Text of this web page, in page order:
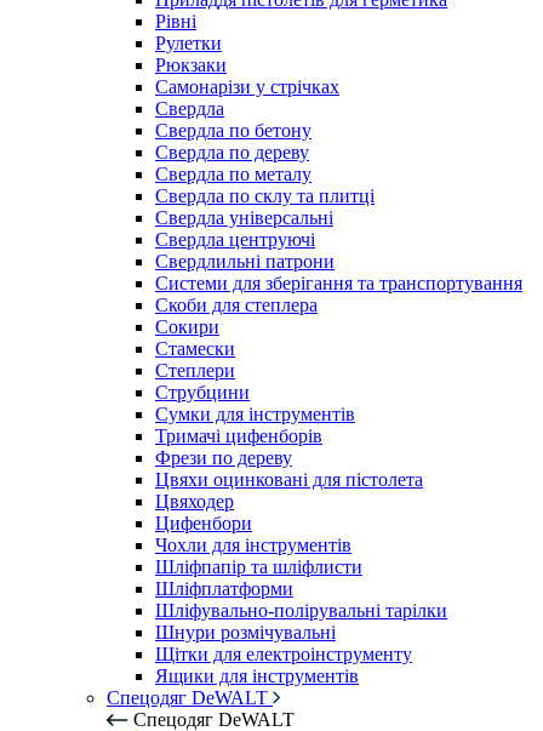
Рівні
Рулетки
Рюкзаки
Самонарізи у стрічках
Свердла
Свердла по бетону
Свердла по дереву
Свердла по металу
Свердла по склу та плитці
Свердла універсальні
Свердла центруючі
Свердлильні патрони
Системи для зберігання та транспортування
Скоби для степлера
Сокири
Стамески
Степлери
Струбцини
Сумки для інструментів
Тримачі цифенборів
Фрези по дереву
Цвяхи оцинковані для пістолета
Цвяходер
Цифенбори
Чохли для інструментів
Шліфпапір та шліфлисти
Шліфплатформи
Шліфувально-полірувальні тарілки
Шнури розмічувальні
Щітки для електроінструменту
Ящики для інструментів
Спецодяг DeWALT
Спецодяг DeWALT